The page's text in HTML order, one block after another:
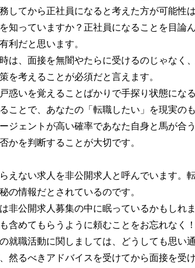
してから正社員になると考えた方が可能性は
知っていますか？正社員になることを目論
利だと思います。
は、面接を無闇やたらに受けるのじゃなく
を考えることが必須だと言えます。
惑いを覚えることばかりで手探り状態にな
ことで、あなたの「転職したい」を現実の
ジェントが高い確率であなた自身と馬が合
かを判断することが大切です。
えない求人を非公開求人と呼んでいます。
の情報だとされているのです。
非公開求人募集の中に眠っているかもしれ
含めてもらうように頼むことをお忘れなく！
就職活動に関しましては、どうしても思い
然るべきアドバイスを受けてから面接を受